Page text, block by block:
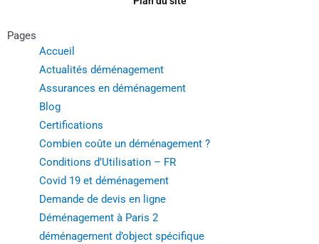
Pages
Accueil
Actualités déménagement
Assurances en déménagement
Blog
Certifications
Combien coûte un déménagement ?
Conditions d’Utilisation – FR
Covid 19 et déménagement
Demande de devis en ligne
Déménagement à Paris 2
déménagement d’object spécifique